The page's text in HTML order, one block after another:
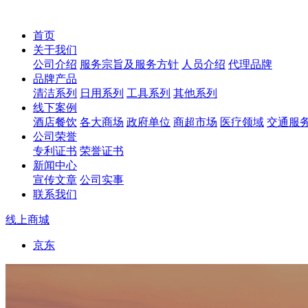
首页
关于我们
公司介绍 服务宗旨及服务方针 人员介绍 代理品牌
品牌产品
清洁系列
日用系列 工具系列 其他系列
线下案例
酒店餐饮 各大商场 政府单位 商超市场 医疗领域 交通服
公司荣誉
专利证书 荣誉证书
新闻中心
宣传文章 公司实事
联系我们
线上商城
京东